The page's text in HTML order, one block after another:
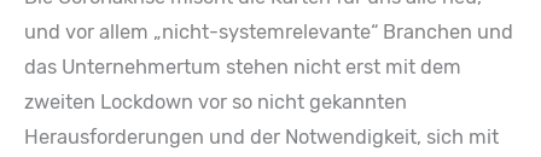
und vor allem „nicht-systemrelevante“ Branchen und
das Unternehmertum stehen nicht erst mit dem
zweiten Lockdown vor so nicht gekannten
Herausforderungen und der Notwendigkeit, sich mit